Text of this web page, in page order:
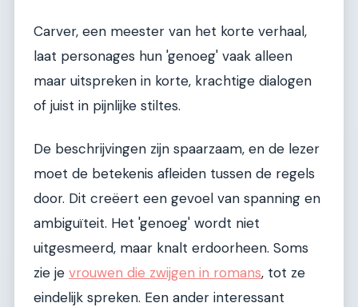
Carver, een meester van het korte verhaal,
laat personages hun 'genoeg' vaak alleen
maar uitspreken in korte, krachtige dialogen
of juist in pijnlijke stiltes.
De beschrijvingen zijn spaarzaam, en de lezer
moet de betekenis afleiden tussen de regels
door. Dit creëert een gevoel van spanning en
ambiguïteit. Het 'genoeg' wordt niet
uitgesmeerd, maar knalt erdoorheen. Soms
zie je vrouwen die zwijgen in romans, tot ze
eindelijk spreken. Een ander interessant